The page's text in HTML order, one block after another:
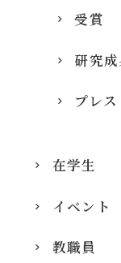
受賞
研究成
プレ
在学生
イベント
教職員